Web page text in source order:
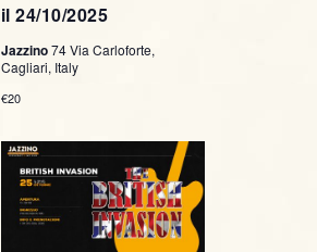
il 24/10/2025
Jazzino74 Via Carloforte,
Cagliari, Italy
€20